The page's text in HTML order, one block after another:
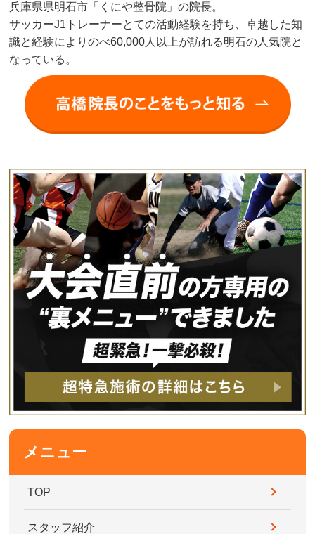
兵庫県県明石市「くにや整骨院」の院長。
サッカーJ1トレーナーとての活動経験を持ち、卓越した知
識と経験によりのべ60,000人以上が訪れる明石の人気院と
なっている。
メニュー
TOP
スタッフ紹介